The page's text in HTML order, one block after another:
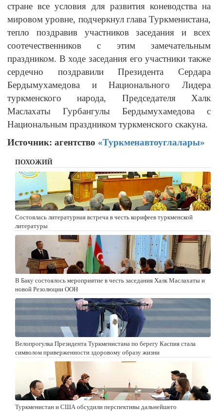
стране все условия для развития коневодства на
мировом уровне, подчеркнул глава Туркменистана,
тепло поздравив участников заседания и всех
соотечественников с этим замечательным
праздником. В ходе заседания его участники также
сердечно поздравили Президента Сердара
Бердымухамедова и Национального Лидера
туркменского народа, Председателя Халк
Маслахаты Гурбангулы Бердымухамедова с
Национальным праздником туркменского скакуна.
Источник: агентство «Туркменавтоуглалары»
ПОХОЖИЙ
Состоялась литературная встреча в честь корифеев туркменской
литературы
В Баку состоялось мероприятие в честь заседания Халк Маслахаты и
новой Резолюции ООН
Велопрогулка Президента Туркменистана по берегу Каспия стала
символом приверженности здоровому образу жизни
Туркменистан и США обсудили перспективы дальнейшего